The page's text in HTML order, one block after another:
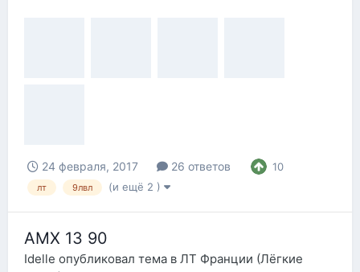
24 февраля, 2017 26 ответов 10
лт 9лвл (и ещё 2 )
AMX 13 90
Idelle опубликовал тема в ЛТ Франции (Лёгкие